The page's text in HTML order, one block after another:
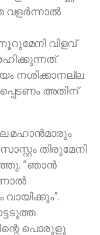
വളര്‍ന്നാല്‍
വിളവ്
നശിക്കാനല്ല.
അതിന്
മഹാന്‍മാരും
തിരുമേനി
“ഞാന്‍
പൊരുളു